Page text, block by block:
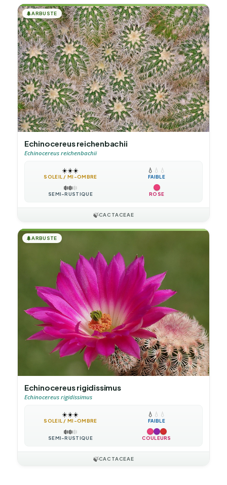
🌲ARBUSTE
Echinocereus reichenbachii
Echinocereus reichenbachii
☀️☀️☀️
SOLEIL / MI-OMBRE
💧 💧 💧
FAIBLE
❄️❄️❄️
SEMI-RUSTIQUE ROSE
🍃CACTACEAE
🌲ARBUSTE
Echinocereus rigidissimus
Echinocereus rigidissimus
☀️☀️☀️
SOLEIL / MI-OMBRE
💧 💧 💧
FAIBLE
❄️❄️❄️
SEMI-RUSTIQUE COULEURS
🍃CACTACEAE